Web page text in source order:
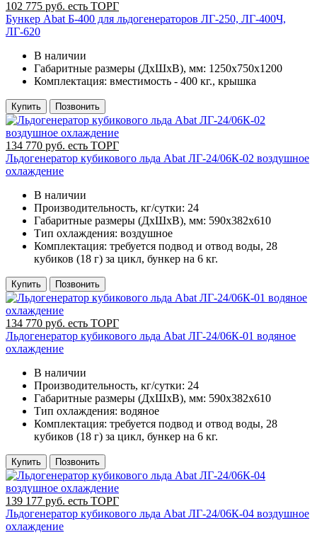
102 775 руб. есть ТОРГ
Бункер Abat Б-400 для льдогенераторов ЛГ-250, ЛГ-400Ч,
ЛГ-620
В наличии
Габаритные размеры (ДхШхВ), мм: 1250х750х1200
Комплектация: вместимость - 400 кг., крышка
Купить Позвонить
134 770 руб. есть ТОРГ
Льдогенератор кубикового льда Abat ЛГ-24/06К-02 воздушное
охлаждение
В наличии
Производительность, кг/сутки: 24
Габаритные размеры (ДхШхВ), мм: 590х382х610
Тип охлаждения: воздушное
Комплектация: требуется подвод и отвод воды, 28
кубиков (18 г) за цикл, бункер на 6 кг.
Купить Позвонить
134 770 руб. есть ТОРГ
Льдогенератор кубикового льда Abat ЛГ-24/06К-01 водяное
охлаждение
В наличии
Производительность, кг/сутки: 24
Габаритные размеры (ДхШхВ), мм: 590х382х610
Тип охлаждения: водяное
Комплектация: требуется подвод и отвод воды, 28
кубиков (18 г) за цикл, бункер на 6 кг.
Купить Позвонить
139 177 руб. есть ТОРГ
Льдогенератор кубикового льда Abat ЛГ-24/06К-04 воздушное
охлаждение